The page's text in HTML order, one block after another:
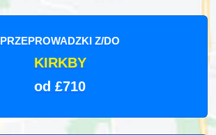
PRZEPROWADZKI Z/DO
KIRKBY
od £710